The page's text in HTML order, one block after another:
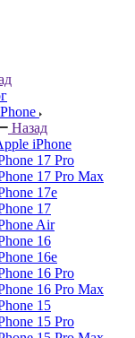
Назад
iPhone
17 Pro
17 Pro Max
17e
17
Air
16
16e
16 Pro
16 Pro Max
15
15 Pro